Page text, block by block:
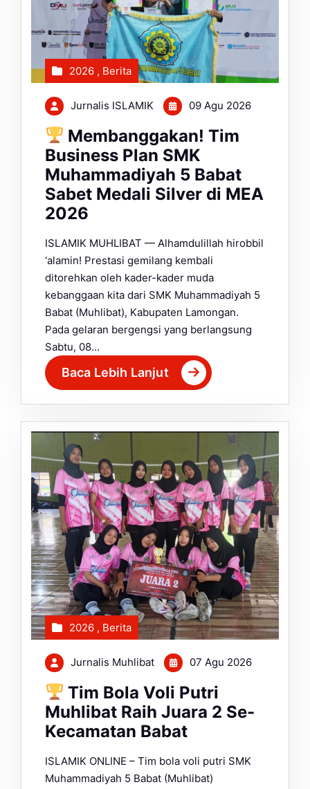
2026 , Berita
Jurnalis ISLAMIK 09 Agu 2026
Membanggakan! Tim
Business Plan SMK
Muhammadiyah 5 Babat
Sabet Medali Silver di MEA
2026
ISLAMIK MUHLIBAT — Alhamdulillah hirobbil
‘alamin! Prestasi gemilang kembali
ditorehkan oleh kader-kader muda
kebanggaan kita dari SMK Muhammadiyah 5
Babat (Muhlibat), Kabupaten Lamongan.
Pada gelaran bergengsi yang berlangsung
Sabtu, 08…
Baca Lebih Lanjut
2026 , Berita
Jurnalis Muhlibat 07 Agu 2026
Tim Bola Voli Putri
Muhlibat Raih Juara 2 Se-
Kecamatan Babat
ISLAMIK ONLINE – Tim bola voli putri SMK
Muhammadiyah 5 Babat (Muhlibat)